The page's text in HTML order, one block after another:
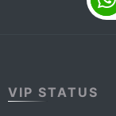
VIP STATUS